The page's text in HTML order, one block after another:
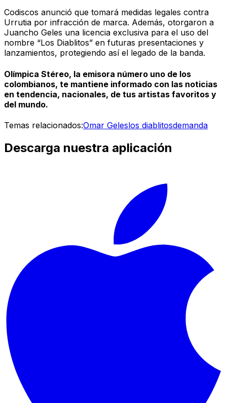
Codiscos anunció que tomará medidas legales contra
Urrutia por infracción de marca. Además, otorgaron a
Juancho Geles una licencia exclusiva para el uso del
nombre “Los Diablitos” en futuras presentaciones y
lanzamientos, protegiendo así el legado de la banda.
Olímpica Stéreo, la emisora número uno de los
colombianos, te mantiene informado con las noticias
en tendencia, nacionales, de tus artistas favoritos y
del mundo.
Temas relacionados:Omar Geleslos diablitosdemanda
Descarga nuestra aplicación